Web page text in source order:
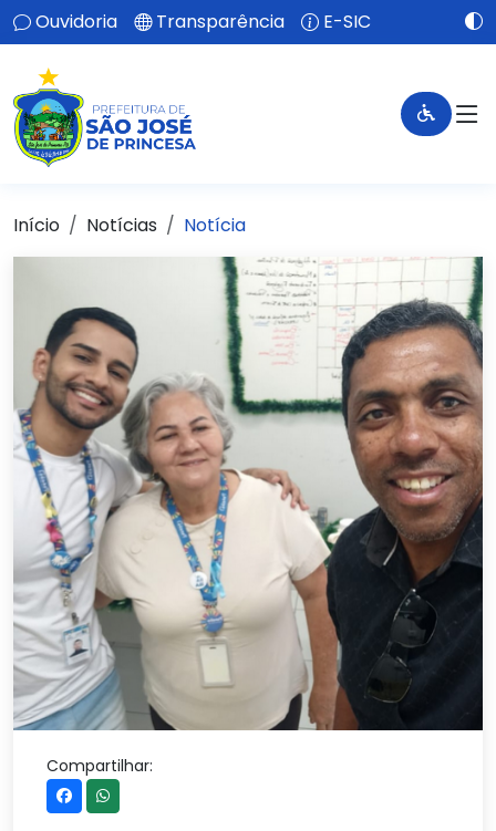
Ouvidoria Transparência E-SIC
Início Notícias Notícia
Compartilhar: